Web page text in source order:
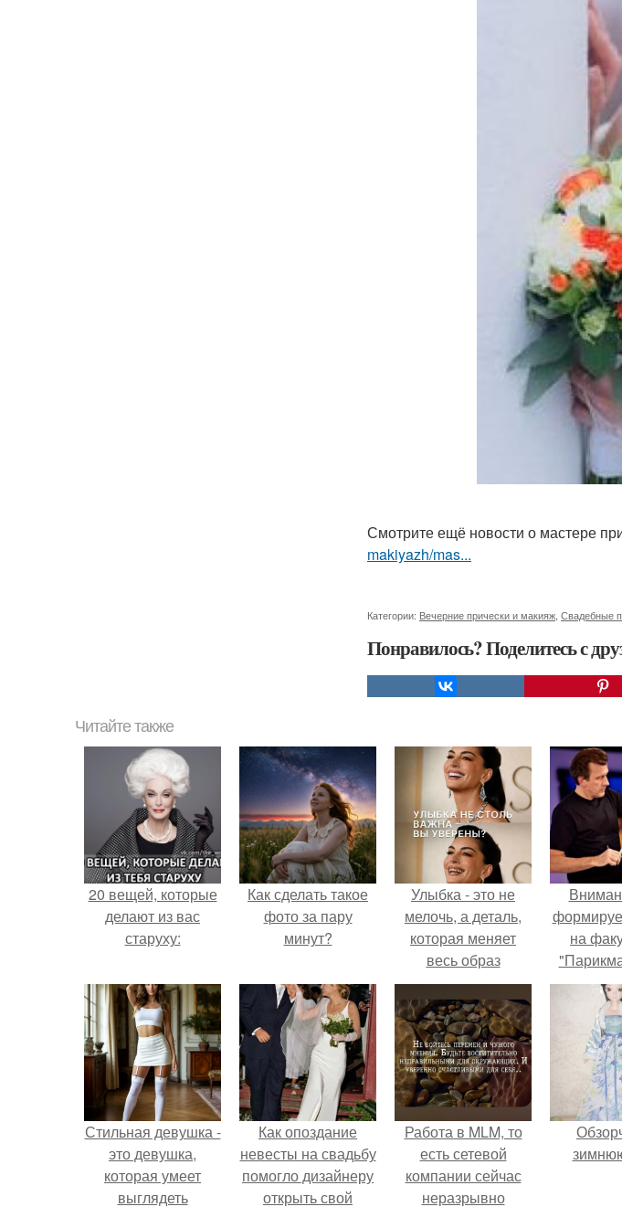
Смотрите ещё новости о мастере
makiyazh/mas...
Категории: Вечерние прически и макияж Свадебные
Понравилось? Поделитесь с
Читайте также
20 вещей, которые
делают из вас
старуху:
Как сделать такое
фото за пару
минут?
Улыбка - это не
мелочь, а деталь,
которая меняет
весь образ
человека.
на
Стильная девушка -
это девушка,
которая умеет
выглядеть
Как опоздание
невесты на свадьбу
помогло дизайнеру
открыть свой
Работа в MLM, то
есть сетевой
компании сейчас
неразрывно